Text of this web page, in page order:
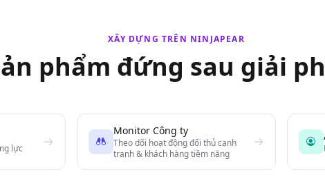
XÂY DỰNG TRÊN NINJAPEAR
phẩm đứng sau giải
lực
Monitor Công ty
Theo dõi hoạt động đối thủ cạnh
tranh & khách hàng tiềm năng